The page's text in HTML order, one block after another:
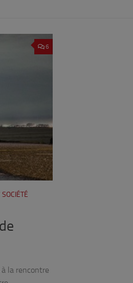
6
SOCIÉTÉ
la rencontre